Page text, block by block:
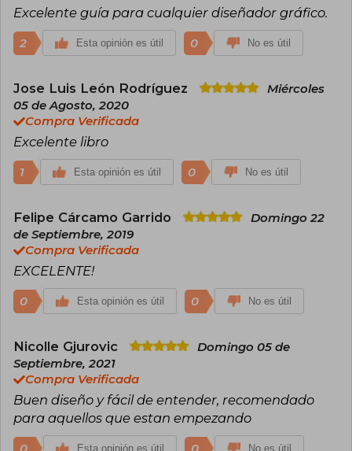
Excelente guía para cualquier diseñador gráfico.
2 Esta opinión es útil 0 No es útil
Jose Luis León Rodríguez
Miércoles
05 de Agosto, 2020
Compra Verificada
Excelente libro
1 Esta opinión es útil 0 No es útil
Felipe Cárcamo Garrido
Domingo 22
de Septiembre, 2019
Compra Verificada
EXCELENTE!
0 Esta opinión es útil 0 No es útil
Nicolle Gjurovic
Domingo 05 de
Septiembre, 2021
Compra Verificada
Buen diseño y fácil de entender, recomendado
para aquellos que estan empezando
Esta opinión es útil No es útil